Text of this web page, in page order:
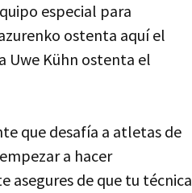
especial para
ostenta aquí el
Uwe Kühn ostenta el
que desafía a atletas de
a hacer
de que tu técnica